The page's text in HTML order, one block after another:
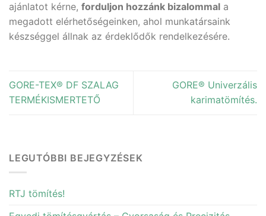
ajánlatot kérne, forduljon hozzánk bizalommal a
megadott elérhetőségeinken, ahol munkatársaink
készséggel állnak az érdeklődők rendelkezésére.
GORE-TEX® DF SZALAG
TERMÉKISMERTETŐ
GORE® Univerzális
karimatömítés.
LEGUTÓBBI BEJEGYZÉSEK
RTJ tömítés!